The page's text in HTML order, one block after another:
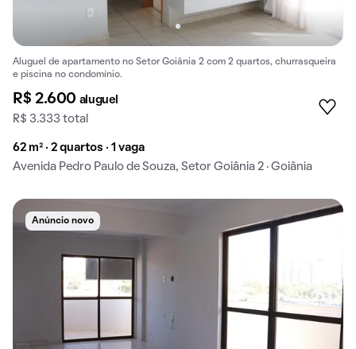
Aluguel de apartamento no Setor Goiânia 2 com 2 quartos, churrasqueira
e piscina no condomínio.
R$ 2.600 aluguel
R$ 3.333 total
62 m² · 2 quartos · 1 vaga
Avenida Pedro Paulo de Souza, Setor Goiânia 2 · Goiânia
Anúncio novo